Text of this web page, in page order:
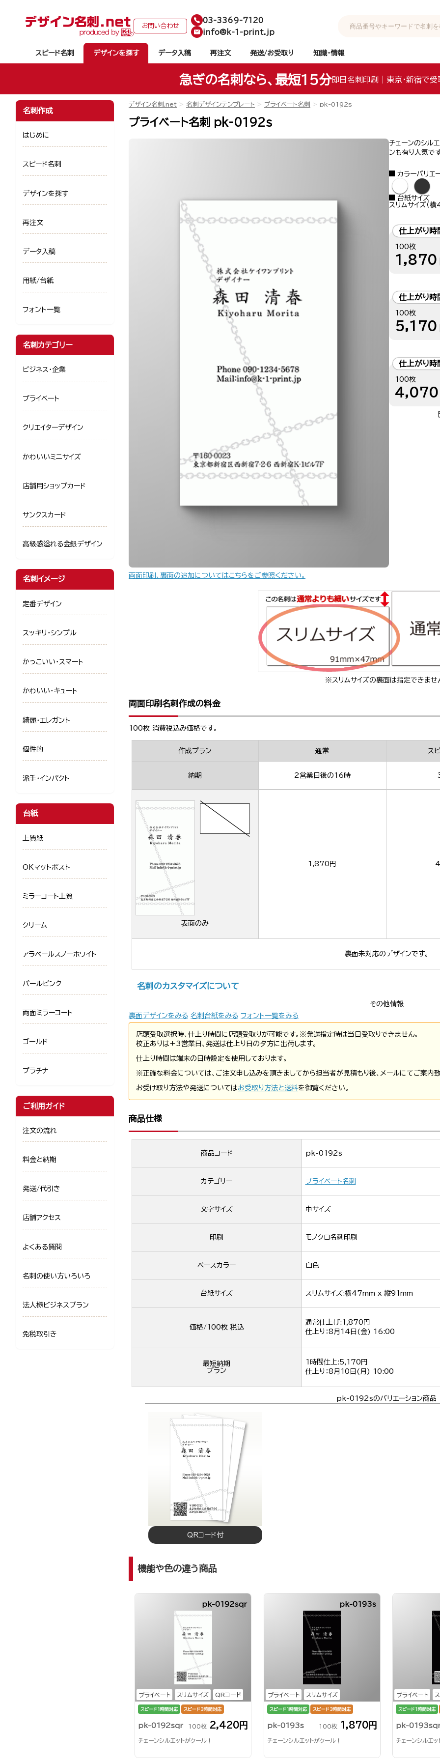
お問い合わせ
03-3369-7120
info@k-1-print.jp
スピード名刺 デザインを探す データ入稿 再注文 発送/お受取り 知識・情報
急ぎの名刺なら、最短15分即日名刺印刷｜東京・新宿で受
デザイン名刺.net 名刺デザインテンプレート プライベート名刺 pk-0192s
プライベート名刺 pk-0192s
チェーンのシル
ンも有り人気で
カラーバリエ
● ●
台紙サイズ
スリムサイズ（
仕上がり
100枚
1,870
仕上がり
100枚
5,170
仕上がり
100枚
4,070
両面印刷、裏面の追加についてはこちらをご参照ください。
※スリムサイズの裏面は指定できませ
両面印刷名刺作成の料金
100枚 消費税込み価格です。
作成プラン 通常 ス
納期 2営業日後の16時
表面のみ
1,870円
裏面未対応のデザインです。
名刺のカスタマイズについて
その他情報
裏面デザインをみる 名刺台紙をみる フォント一覧をみる
店頭受取選択時、仕上り時間に店頭受取りが可能です。※発送指定時は当日受取りできません。
校正ありは+3営業日、発送は仕上り日の夕方に出荷します。
仕上り時間は端末の日時設定を使用しております。
※正確な料金については、ご注文申し込みを頂きましてから担当者が見積もり後、メールにてご案内致
お受け取り方法や発送についてはお受取り方法と送料を御覧ください。
商品仕様
商品コード pk-0192s
カテゴリー プライベート名刺
文字サイズ 中サイズ
印刷 モノクロ名刺印刷
ベースカラー 白色
台紙サイズ スリムサイズ:横47mm x 縦91mm
価格/100枚 税込
通常仕上げ:1,870円
仕上り：8月14日(金) 16:00
最短納期
プラン
1時間仕上:5,170円
仕上り：8月10日(月) 10:00
pk-0192sのバリエーション商品
QRコード付
機能や色の違う商品
プライベート スリムサイズ QRコード
pk-0192sqr
スピード1時間対応 スピード3時間対応
pk-0192sqr 100枚 2,420円
チェーンシルエットがクール！
プライベート スリムサイズ
pk-0193s
スピード1時間対応 スピード3時間対応
pk-0193s 100枚 1,870円
チェーンシルエットがクール！
プライベート
スピード1時間対応
pk-
チェーンシルエ
名刺作成
はじめに
スピード名刺
デザインを探す
再注文
データ入稿
用紙/台紙
フォント一覧
名刺カテゴリー
ビジネス・企業
プライベート
クリエイターデザイン
かわいいミニサイズ
店舗用ショップカード
サンクスカード
高級感溢れる金銀デザイン
名刺イメージ
定番デザイン
スッキリ・シンプル
かっこいい・スマート
かわいい・キュート
綺麗・エレガント
個性的
派手・インパクト
台紙
上質紙
OKマットポスト
ミラーコート上質
クリーム
アラベールスノーホワイト
パールピンク
両面ミラーコート
ゴールド
プラチナ
ご利用ガイド
注文の流れ
料金と納期
発送/代引き
店舗アクセス
よくある質問
名刺の使い方いろいろ
法人様ビジネスプラン
免税取引き